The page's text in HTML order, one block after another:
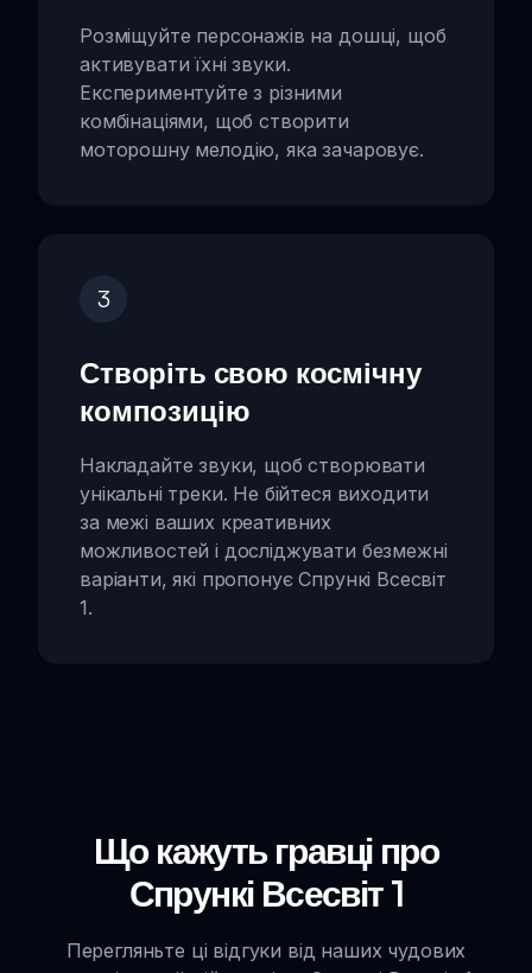
Розміщуйте персонажів на дошці, щоб
активувати їхні звуки.
Експериментуйте з різними
комбінаціями, щоб створити
моторошну мелодію, яка зачаровує.
3
Створіть свою космічну
композицію
Накладайте звуки, щоб створювати
унікальні треки. Не бійтеся виходити
за межі ваших креативних
можливостей і досліджувати безмежні
варіанти, які пропонує Спрункі Всесвіт
1.
Що кажуть гравці про
Спрункі Всесвіт 1
Перегляньте ці відгуки від наших чудових